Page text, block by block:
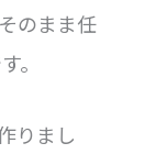
のまま任
。
りまし